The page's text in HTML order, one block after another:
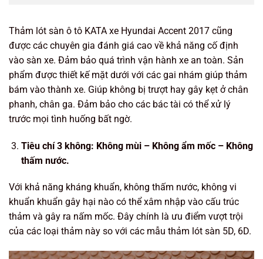
Thảm lót sàn ô tô KATA xe Hyundai Accent 2017 cũng
được các chuyên gia đánh giá cao về khả năng cố định
vào sàn xe. Đảm bảo quá trình vận hành xe an toàn. Sản
phẩm được thiết kế mặt dưới với các gai nhám giúp thảm
bám vào thành xe. Giúp không bị trượt hay gây kẹt ở chân
phanh, chân ga. Đảm bảo cho các bác tài có thể xử lý
trước mọi tình huống bất ngờ.
Tiêu chí 3 không: Không mùi – Không ẩm mốc – Không
thấm nước.
Với khả năng kháng khuẩn, không thấm nước, không vi
khuẩn khuẩn gây hại nào có thể xâm nhập vào cấu trúc
thảm và gây ra nấm mốc. Đây chính là ưu điểm vượt trội
của các loại thảm này so với các mẫu thảm lót sàn 5D, 6D.